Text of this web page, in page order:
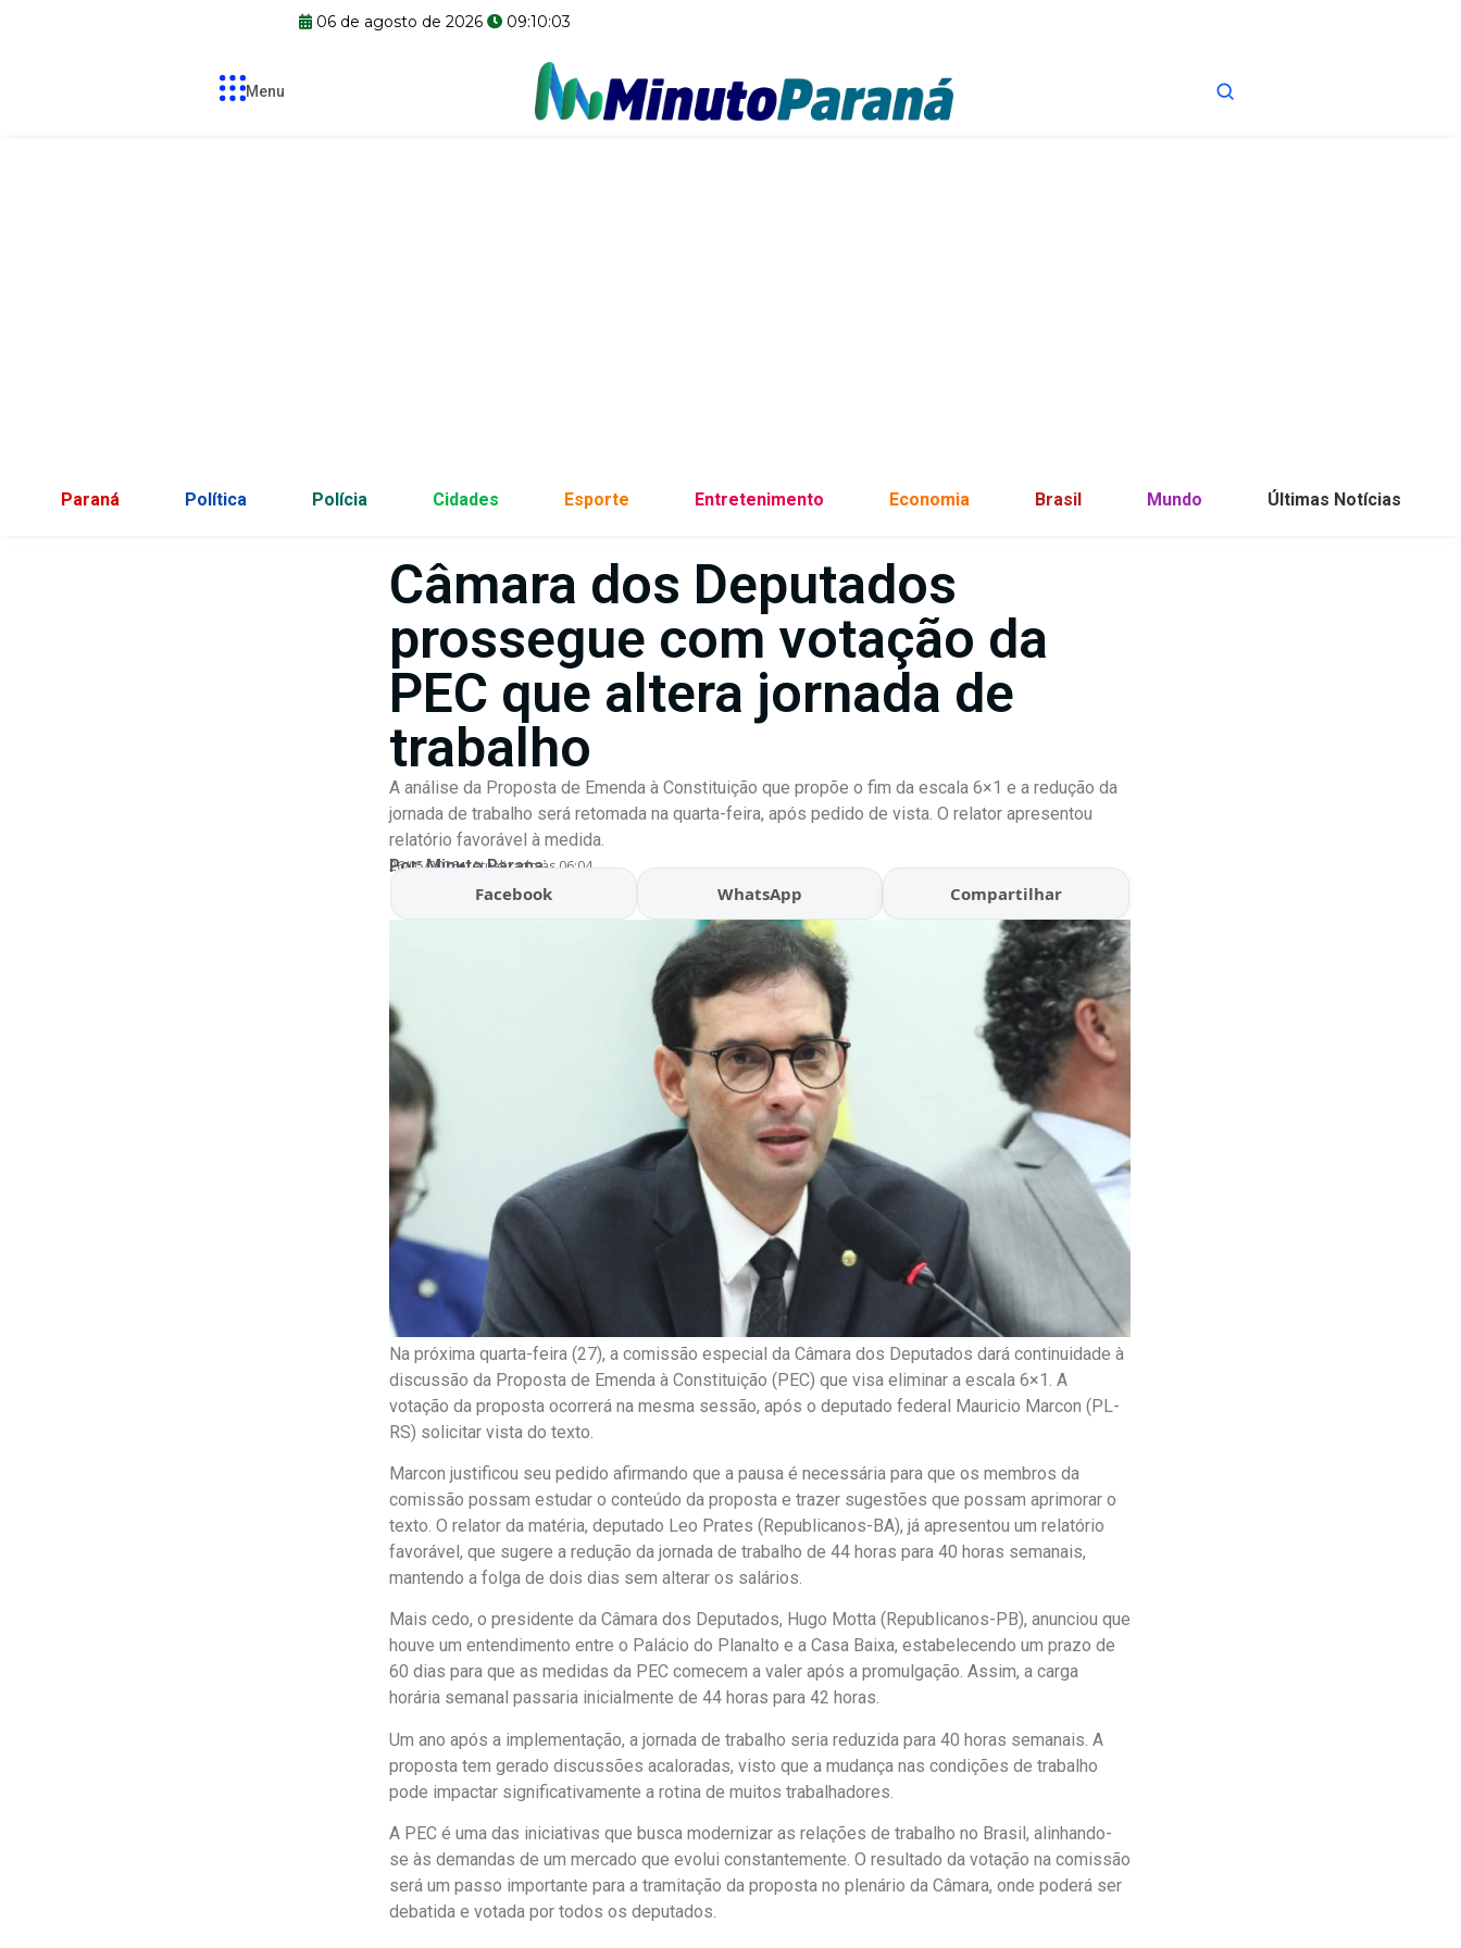
06 de agosto de 2026 09:10:04
Menu
Paraná Política Polícia Cidades Esporte Entretenimento Economia Brasil Mundo Últimas Notícias
Câmara dos Deputados
prossegue com votação da
PEC que altera jornada de
trabalho
A análise da Proposta de Emenda à Constituição que propõe o fim da escala 6×1 e a redução da
jornada de trabalho será retomada na quarta-feira, após pedido de vista. O relator apresentou
relatório favorável à medida.
Por:Minuto Parana
26/05/2026 Atualizado às 06:04
Facebook WhatsApp Compartilhar
Na próxima quarta-feira (27), a comissão especial da Câmara dos Deputados dará continuidade à
discussão da Proposta de Emenda à Constituição (PEC) que visa eliminar a escala 6×1. A
votação da proposta ocorrerá na mesma sessão, após o deputado federal Mauricio Marcon (PL-
RS) solicitar vista do texto.
Marcon justificou seu pedido afirmando que a pausa é necessária para que os membros da
comissão possam estudar o conteúdo da proposta e trazer sugestões que possam aprimorar o
texto. O relator da matéria, deputado Leo Prates (Republicanos-BA), já apresentou um relatório
favorável, que sugere a redução da jornada de trabalho de 44 horas para 40 horas semanais,
mantendo a folga de dois dias sem alterar os salários.
Mais cedo, o presidente da Câmara dos Deputados, Hugo Motta (Republicanos-PB), anunciou que
houve um entendimento entre o Palácio do Planalto e a Casa Baixa, estabelecendo um prazo de
60 dias para que as medidas da PEC comecem a valer após a promulgação. Assim, a carga
horária semanal passaria inicialmente de 44 horas para 42 horas.
Um ano após a implementação, a jornada de trabalho seria reduzida para 40 horas semanais. A
proposta tem gerado discussões acaloradas, visto que a mudança nas condições de trabalho
pode impactar significativamente a rotina de muitos trabalhadores.
A PEC é uma das iniciativas que busca modernizar as relações de trabalho no Brasil, alinhando-
se às demandas de um mercado que evolui constantemente. O resultado da votação na comissão
será um passo importante para a tramitação da proposta no plenário da Câmara, onde poderá ser
debatida e votada por todos os deputados.